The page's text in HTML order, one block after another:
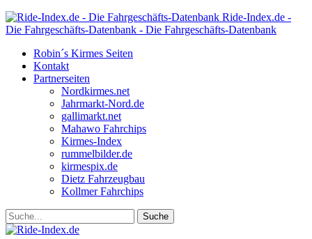
Ride-Index.de -
Die Fahrgeschäfts-Datenbank - Die Fahrgeschäfts-Datenbank
Robin´s Kirmes Seiten
Kontakt
Partnerseiten
Nordkirmes.net
Jahrmarkt-Nord.de
gallimarkt.net
Mahawo Fahrchips
Kirmes-Index
rummelbilder.de
kirmespix.de
Dietz Fahrzeugbau
Kollmer Fahrchips